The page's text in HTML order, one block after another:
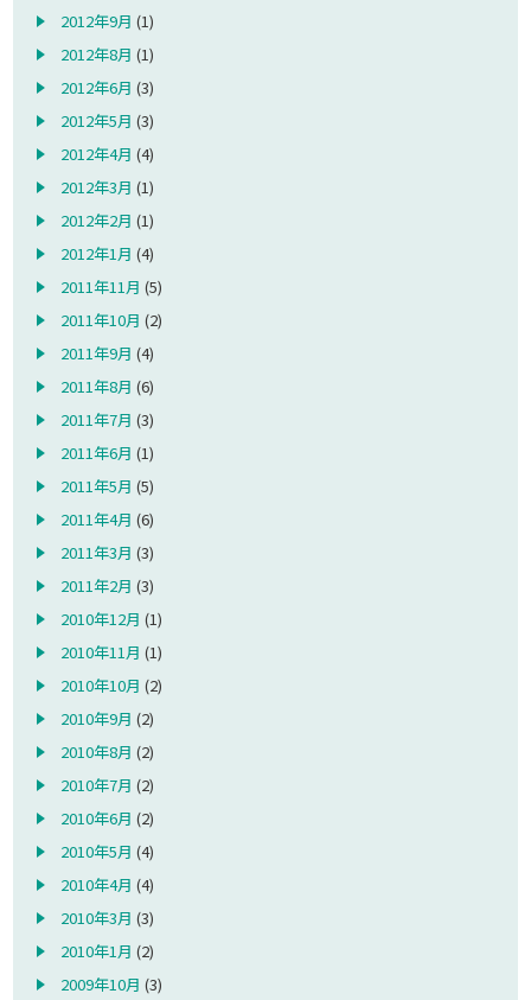
2012年9月 (1)
2012年8月 (1)
2012年6月 (3)
2012年5月 (3)
2012年4月 (4)
2012年3月 (1)
2012年2月 (1)
2012年1月 (4)
2011年11月 (5)
2011年10月 (2)
2011年9月 (4)
2011年8月 (6)
2011年7月 (3)
2011年6月 (1)
2011年5月 (5)
2011年4月 (6)
2011年3月 (3)
2011年2月 (3)
2010年12月 (1)
2010年11月 (1)
2010年10月 (2)
2010年9月 (2)
2010年8月 (2)
2010年7月 (2)
2010年6月 (2)
2010年5月 (4)
2010年4月 (4)
2010年3月 (3)
2010年1月 (2)
2009年10月 (3)